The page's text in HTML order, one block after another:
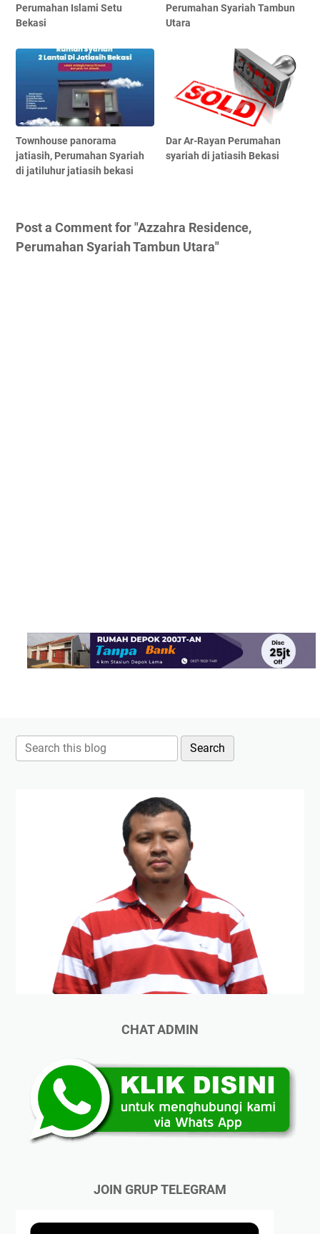
Perumahan Islami Setu
Bekasi
Perumahan Syariah Tambun
Utara
Townhouse panorama
jatiasih, Perumahan Syariah
di jatiluhur jatiasih bekasi
Dar Ar-Rayan Perumahan
syariah di jatiasih Bekasi
Post a Comment for "Azzahra Residence,
Perumahan Syariah Tambun Utara"
CHAT ADMIN
JOIN GRUP TELEGRAM